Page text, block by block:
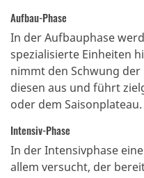
Aufbau-Phase
In der Aufbauphase
spezialisierte Einheiten
nimmt den Schwung
diesen aus und führt
oder dem Saisonplateau.
Intensiv-Phase
In der Intensivphase
allem versucht, der